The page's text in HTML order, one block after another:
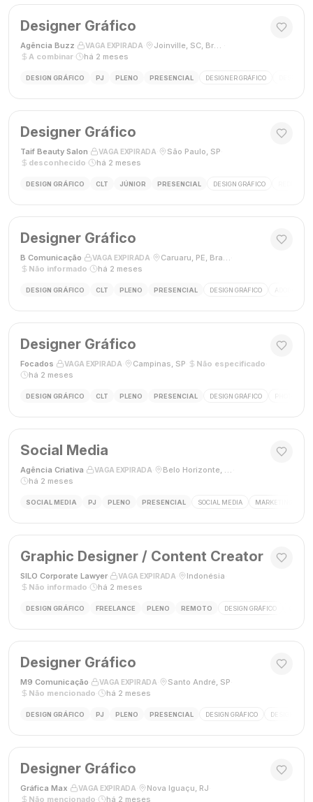
Designer Gráfico
Agência Buzz VAGA EXPIRADA Joinville, SC, Brasil
A combinar
há 2 meses
DESIGN GRÁFICO PJ PLENO PRESENCIAL DESIGNER GRÁFICO
Designer Gráfico
Taif Beauty Salon VAGA EXPIRADA São Paulo, SP
desconhecido
há 2 meses
DESIGN GRÁFICO CLT JÚNIOR PRESENCIAL DESIGN GRÁFICO
Designer Gráfico
B Comunicação VAGA EXPIRADA Caruaru, PE, Brasil
Não informado
há 2 meses
DESIGN GRÁFICO CLT PLENO PRESENCIAL DESIGN GRÁFICO ADOBE
Designer Gráfico
Focados VAGA EXPIRADA Campinas, SP Não especificado
há 2 meses
DESIGN GRÁFICO CLT PLENO PRESENCIAL DESIGN GRÁFICO PHOTOSHOP
Social Media
Agência Criativa VAGA EXPIRADA Belo Horizonte, Brasil
há 2 meses
SOCIAL MEDIA PJ PLENO PRESENCIAL SOCIAL MEDIA MARKETING
Graphic Designer / Content Creator
SILO Corporate Lawyer VAGA EXPIRADA Indonésia
Não informado
há 2 meses
DESIGN GRÁFICO FREELANCE PLENO REMOTO DESIGN GRÁFICO
Designer Gráfico
M9 Comunicação VAGA EXPIRADA Santo André, SP
Não mencionado
há 2 meses
DESIGN GRÁFICO PJ PLENO PRESENCIAL DESIGN GRÁFICO DESIGNER
Designer Gráfico
Gráfica Max VAGA EXPIRADA Nova Iguaçu, RJ
Não mencionado
há 2 meses